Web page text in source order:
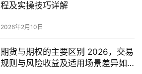
程及实操技巧详解
2026年2月10日
期货与期权的主要区别 2026，交易
规则与风险收益及适用场景差异如